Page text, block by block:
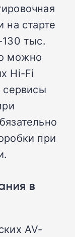
на старте
тыс.
можно
Hi-Fi
сервисы
при
в
AV-